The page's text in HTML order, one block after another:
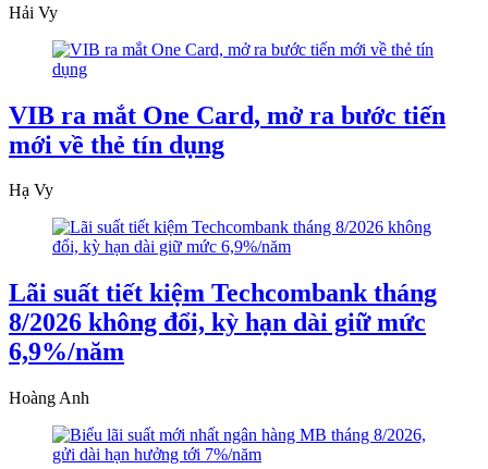
Hải Vy
VIB ra mắt One Card, mở ra bước tiến
mới về thẻ tín dụng
Hạ Vy
Lãi suất tiết kiệm Techcombank tháng
8/2026 không đổi, kỳ hạn dài giữ mức
6,9%/năm
Hoàng Anh